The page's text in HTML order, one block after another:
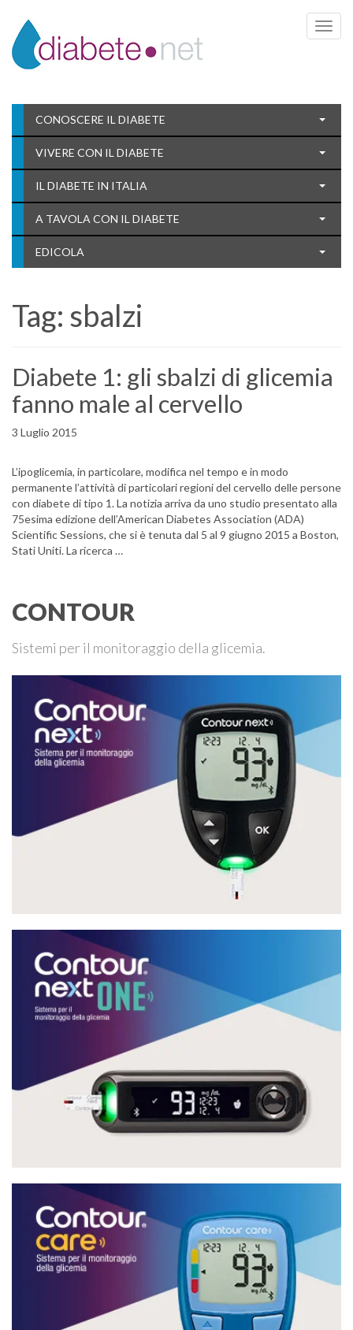
Toggle
CONOSCERE IL DIABETE
VIVERE CON IL DIABETE
IL DIABETE IN ITALIA
A TAVOLA CON IL DIABETE
EDICOLA
Tag: sbalzi
Diabete 1: gli sbalzi di glicemia
fanno male al cervello
3 Luglio 2015
L’ipoglicemia, in particolare, modifica nel tempo e in modo
permanente l’attività di particolari regioni del cervello delle persone
con diabete di tipo 1. La notizia arriva da uno studio presentato alla
75esima edizione dell’American Diabetes Association (ADA)
Scientific Sessions, che si è tenuta dal 5 al 9 giugno 2015 a Boston,
Stati Uniti. La ricerca …
CONTOUR
Sistemi per il monitoraggio della glicemia.